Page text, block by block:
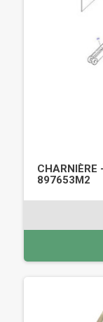
CHARNIÈRE
897653M2